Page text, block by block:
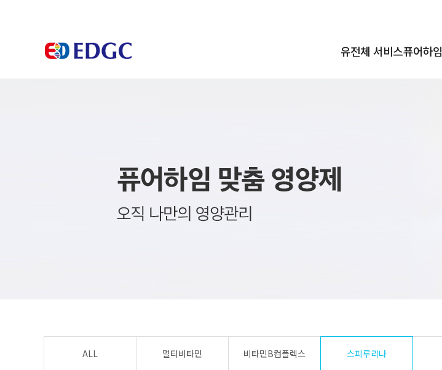
유전체 서비스퓨어하임
ALL 멀티비타민 비타민B컴플렉스 스피루리나